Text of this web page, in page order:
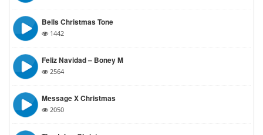
Bells Christmas Tone
1442
Feliz Navidad – Boney M
2564
Message X Christmas
2050